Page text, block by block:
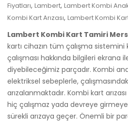
Fiyatları, Lambert, Lambert Kombi
Kombi Kart Arızası, Lambert Kombi
Lambert Kombi Kart Tamiri
kartı cihazın tüm çalışma
çalışması hakkında bilgileri ekrana
diyebileceğimiz parçadır. Kombi
elektriksel sebeplerle,
arızalanmaktadır. Kombi kart
hiç çalışmaz yada devreye
sürekli arızaya geçer. Önemli bir